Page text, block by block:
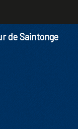
de Saintonge